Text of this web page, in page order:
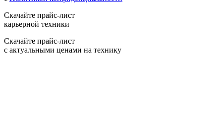
Скачайте прайс-лист
карьерной техники
Скачайте прайс-лист
с актуальными ценами на технику